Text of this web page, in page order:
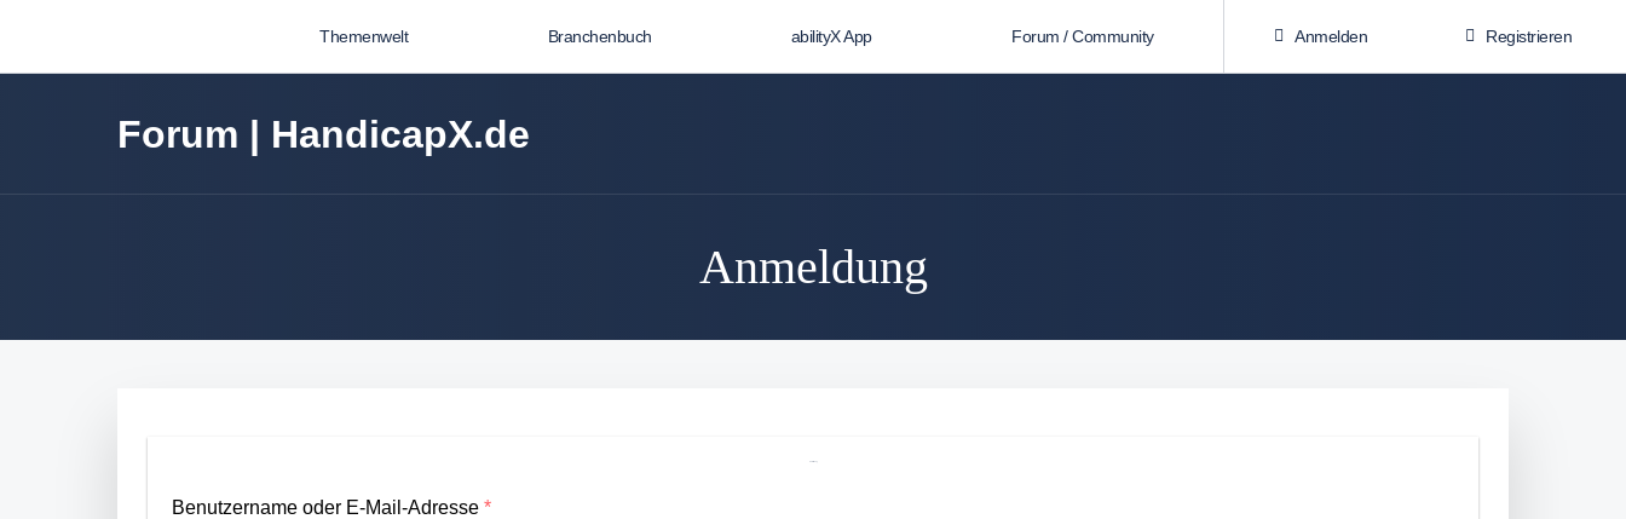
Themenwelt Branchenbuch abilityX App Forum / Community Anmelden Registrieren
Forum | HandicapX.de
Anmeldung
Benutzername oder E-Mail-Adresse *